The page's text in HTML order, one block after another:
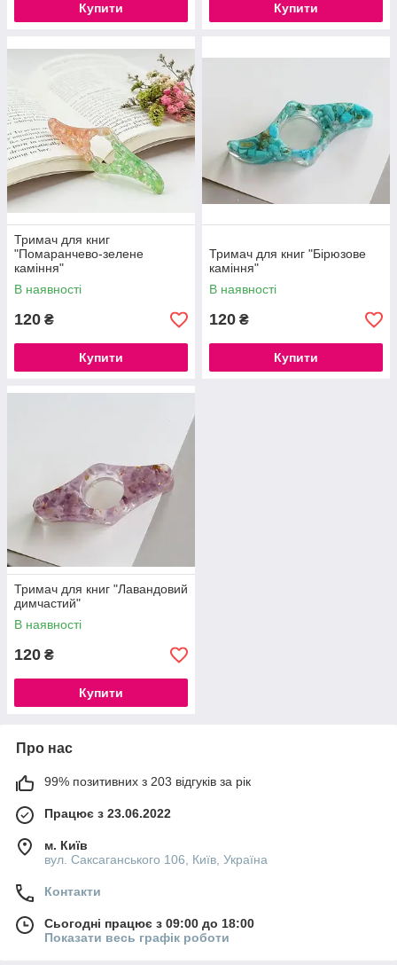
Купити Купити
Тримач для книг
"Помаранчево-зелене
каміння"
В наявності
120 ₴
Купити
Тримач для книг "Бірюзове
каміння"
В наявності
120 ₴
Купити
Тримач для книг "Лавандовий
димчастий"
В наявності
120 ₴
Купити
Про нас
99% позитивних з 203 відгуків за рік
Працює з 23.06.2022
м. Київ
вул. Саксаганського 106, Київ, Україна
Контакти
Сьогодні працює з 09:00 до 18:00
Показати весь графік роботи